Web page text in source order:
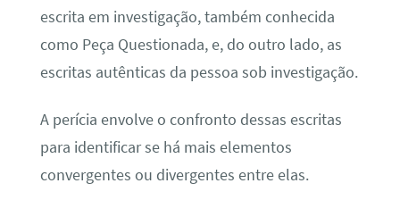
escrita em investigação, também conhecida
como Peça Questionada, e, do outro lado, as
escritas autênticas da pessoa sob investigação.
A perícia envolve o confronto dessas escritas
para identificar se há mais elementos
convergentes ou divergentes entre elas.